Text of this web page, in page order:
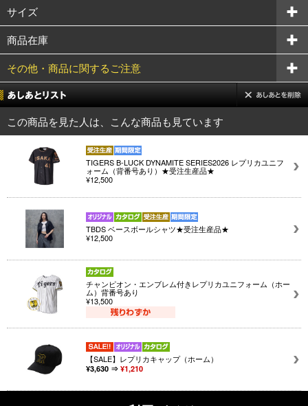
サイズ
商品在庫
その他・商品に関するご注意
この商品を見た人は、こんな商品も見ています
TIGERS B-LUCK DYNAMITE SERIES2026 レプリカユニフ
ォーム（背番号あり）★受注生産品★
¥12,500
TBDS ベースボールシャツ★受注生産品★
¥12,500
チャンピオン・エンブレム付きレプリカユニフォーム（ホー
ム）背番号あり
¥13,500
【SALE】レプリカキャップ（ホーム）
¥3,630 ⇒ ¥1,210